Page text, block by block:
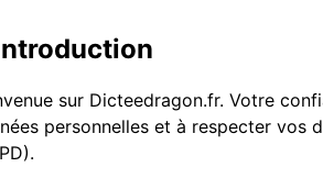
sur Dicteedragon.fr. Votre
personnelles et à respecter vos